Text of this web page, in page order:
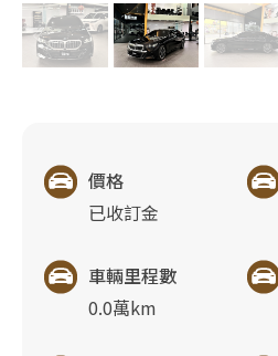
價格
已收訂金
車輛里程數
0.0萬km